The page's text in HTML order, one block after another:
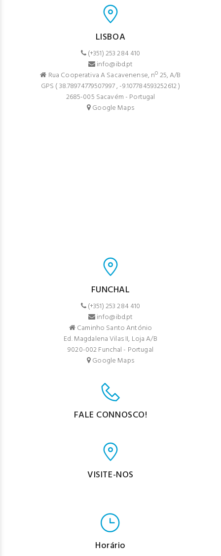
LISBOA
(+351) 253 284 410
info@ibd.pt
Rua Cooperativa A Sacavenense, nº 25, A/B
GPS (38.78974779507997, -9.107784593252612)
2685-005 Sacavém - Portugal
Google Maps
FUNCHAL
(+351) 253 284 410
info@ibd.pt
Caminho Santo António
Ed. Magdalena Vilas II, Loja A/B
9020-002 Funchal - Portugal
Google Maps
FALE CONNOSCO!
VISITE-NOS
Horário